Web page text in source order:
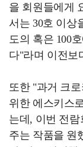
을 회원들에게
서는 30호 이상
도의 혹은 100
다"라며 이전보
또한 "과거 크
위한 에스키스
는데, 이번 전
주는 작품을 원